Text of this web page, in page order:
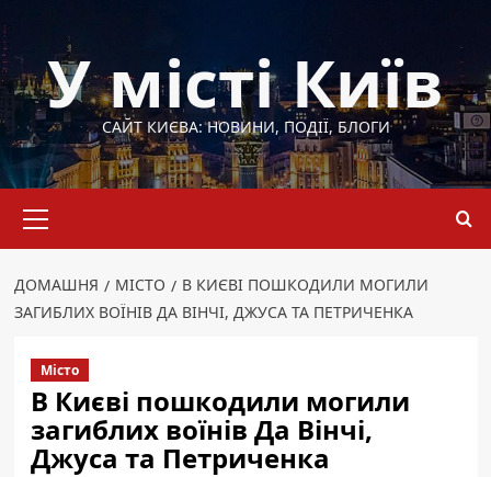
до
вмістуУ місті Київ
САЙТ КИЄВА: НОВИНИ, ПОДІЇ, БЛОГИ
меню
ДОМАШНЯ МІСТО
В КИЄВІ ПОШКОДИЛИ МОГИЛИ
ЗАГИБЛИХ ВОЇНІВ ДА ВІНЧІ, ДЖУСА ТА ПЕТРИЧЕНКА
Місто
В Києві пошкодили могили
загиблих воїнів Да Вінчі,
Джуса та Петриченка